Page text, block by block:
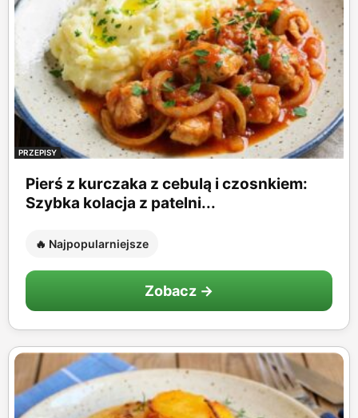
PRZEPISY
Pierś z kurczaka z cebulą i czosnkiem:
Szybka kolacja z patelni...
🔥 Najpopularniejsze
Zobacz →